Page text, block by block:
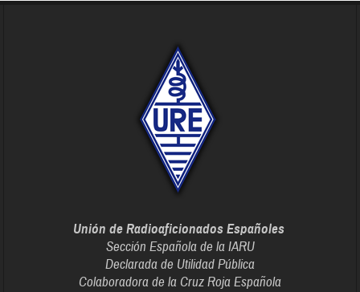
Unión de Radioaficionados Españoles
Sección Española de la IARU
Declarada de Utilidad Pública
Colaboradora de la Cruz Roja Española